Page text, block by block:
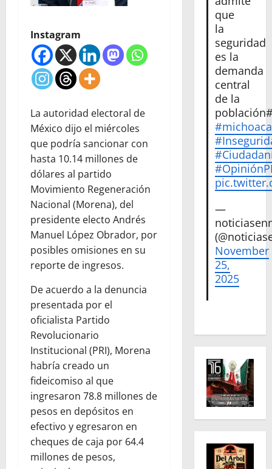
Instagram
La autoridad electoral de
México dijo el miércoles
que podría sancionar con
hasta 10.14 millones de
dólares al partido
Movimiento Regeneración
Nacional (Morena), del
presidente electo Andrés
Manuel López Obrador, por
posibles omisiones en su
reporte de ingresos.
De acuerdo a la denuncia
presentada por el
oficialista Partido
Revolucionario
Institucional (PRI), Morena
habría creado un
fideicomiso al que
ingresaron 78.8 millones de
pesos en depósitos en
efectivo y egresaron en
cheques de caja por 64.4
millones de pesos,
que
la
seguridad
es la
demanda
central
de la
—
November
25,
2025